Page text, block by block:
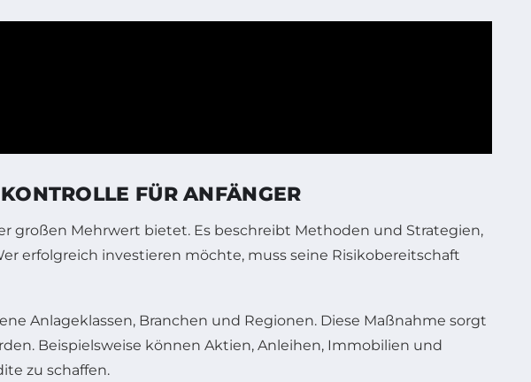
FÜR ANFÄNGER
großen Mehrwert bietet. Es beschreibt Methoden und Strategien,
erfolgreich investieren möchte, muss seine Risikobereitschaft
Anlageklassen, Branchen und Regionen. Diese Maßnahme sorgt
Beispielsweise können Aktien, Anleihen, Immobilien und
zu schaffen.